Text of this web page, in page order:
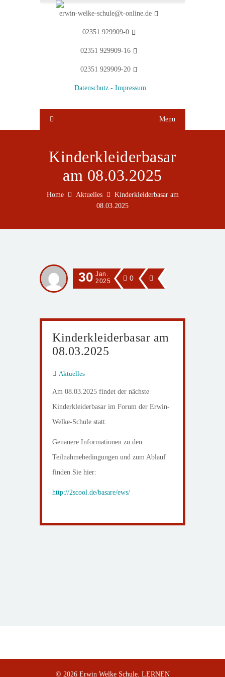
erwin-welke-schule@t-online.de
02351 929909-0
02351 929909-16
02351 929909-20
Datenschutz - Impressum
Menu
Kinderkleiderbasar
am 08.03.2025
Home Aktuelles
Kinderkleiderbasar am
08.03.2025
30 Jan.
2025
0
Kinderkleiderbasar am
08.03.2025
Aktuelles
Am 08.03.2025 findet der nächste
Kinderkleiderbasar im Forum der Erwin-
Welke-Schule statt.
Genauere Informationen zu den
Teilnahmebedingungen und zum Ablauf
finden Sie hier:
http://2scool.de/basare/ews/
© 2026 Erwin Welke Schule. LERNEN